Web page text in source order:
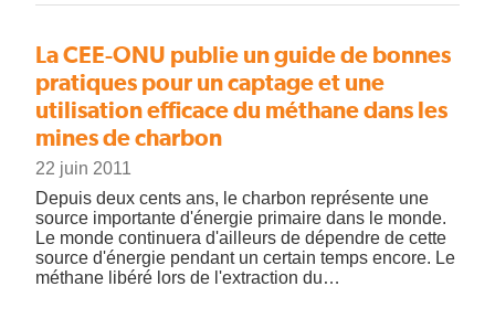
La CEE-ONU publie un guide de bonnes
pratiques pour un captage et une
utilisation efficace du méthane dans les
mines de charbon
22 juin 2011
Depuis deux cents ans, le charbon représente une
source importante d'énergie primaire dans le monde.
Le monde continuera d'ailleurs de dépendre de cette
source d'énergie pendant un certain temps encore. Le
méthane libéré lors de l'extraction du…